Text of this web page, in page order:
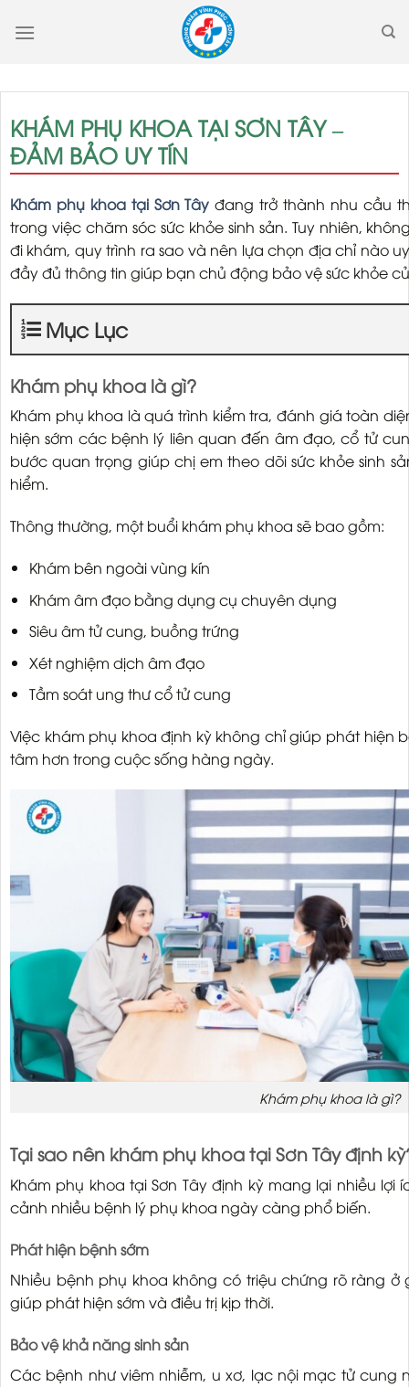
KHÁM PHỤ KHOA TẠI SƠN TÂY –
ĐẢM BẢO UY TÍN
Khám phụ khoa tại Sơn Tây đang trở thành nhu cầu
trong việc chăm sóc sức khỏe sinh sản. Tuy nhiên,
đi khám, quy trình ra sao và nên lựa chọn địa chỉ nào
đầy đủ thông tin giúp bạn chủ động bảo vệ sức khỏe
Mục Lục
Khám phụ khoa là gì?
Khám phụ khoa là quá trình kiểm tra, đánh giá toàn
hiện sớm các bệnh lý liên quan đến âm đạo, cổ tử
bước quan trọng giúp chị em theo dõi sức khỏe sinh
hiểm.
Thông thường, một buổi khám phụ khoa sẽ bao gồm:
Khám bên ngoài vùng kín
Khám âm đạo bằng dụng cụ chuyên dụng
Siêu âm tử cung, buồng trứng
Xét nghiệm dịch âm đạo
Tầm soát ung thư cổ tử cung
Việc khám phụ khoa định kỳ không chỉ giúp phát hiện
tâm hơn trong cuộc sống hàng ngày.
Khám phụ khoa là gì?
Tại sao nên khám phụ khoa tại Sơn Tây định
Khám phụ khoa tại Sơn Tây định kỳ mang lại nhiều
cảnh nhiều bệnh lý phụ khoa ngày càng phổ biến.
Phát hiện bệnh sớm
Nhiều bệnh phụ khoa không có triệu chứng rõ ràng
giúp phát hiện sớm và điều trị kịp thời.
Bảo vệ khả năng sinh sản
Các bệnh như viêm nhiễm, u xơ, lạc nội mạc tử cung